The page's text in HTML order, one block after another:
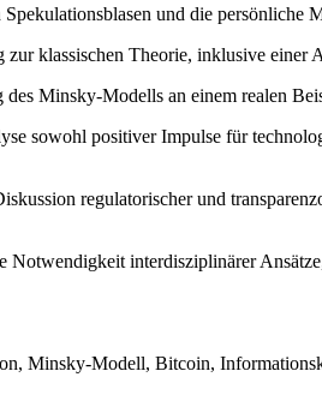
und die persönliche
klassischen Theorie, inklusive
Minsky-Modells an einem realen
sowohl positiver Impulse für
regulatorischer und
Notwendigkeit interdisziplinärer
Minsky-Modell, Bitcoin,